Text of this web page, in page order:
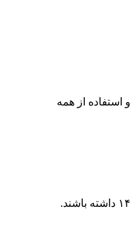
مدیرعامل شرکت ملی صنایع پتروشیمی گفت: یکی از راهبردهای صنعت پتروشیمی در سال «جهش تولید با مشارکت مردم»، بهره‌برداری از ۱۲ طرح پتروشیمی تا پایان سال ۱۴۰۳ و استفاده از همه